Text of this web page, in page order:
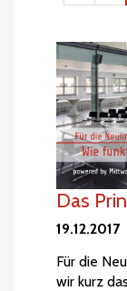
Das
19.12.2017
Für die
wir kurz